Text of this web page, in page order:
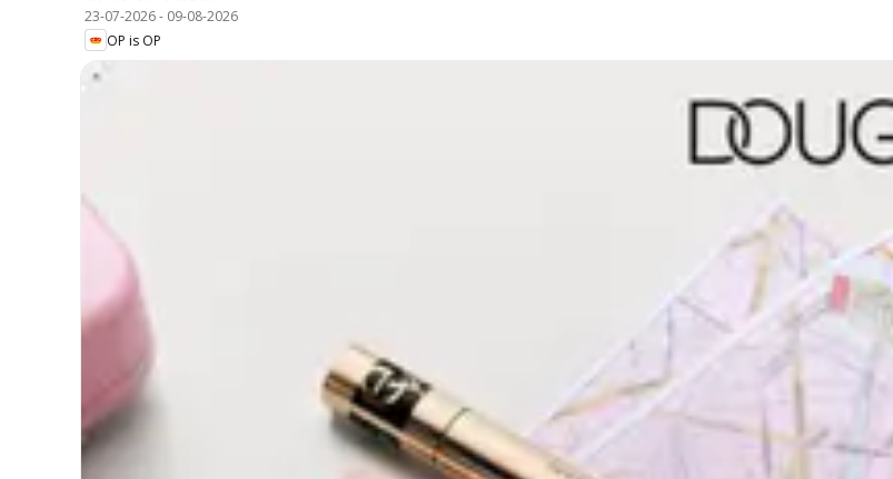
23-07-2026- 09-08-2026
OP is OP